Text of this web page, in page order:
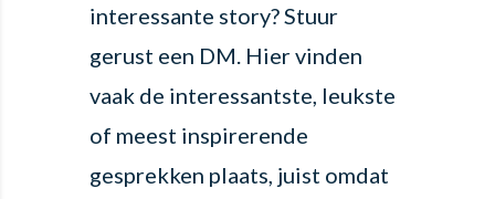
interessante story? Stuur
gerust een DM. Hier vinden
vaak de interessantste, leukste
of meest inspirerende
gesprekken plaats, juist omdat